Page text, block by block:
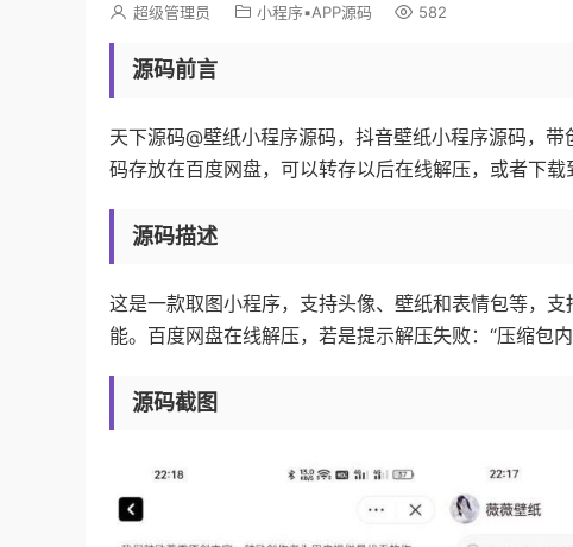
超级管理员 小程序▪APP源码 582
源码前言
天下源码@壁纸小程序源码，抖音壁纸小程序源码，
码存放在百度网盘，可以转存以后在线解压，或者下载
源码描述
这是一款取图小程序，支持头像、壁纸和表情包等，
能。百度网盘在线解压，若是提示解压失败：“压缩包
源码截图